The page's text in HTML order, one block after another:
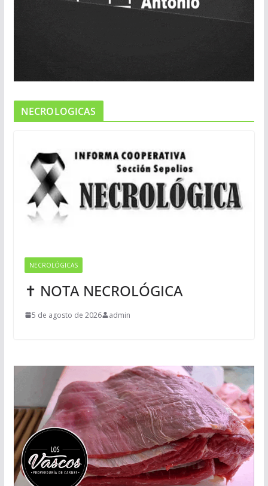
NECROLOGICAS
NECROLÓGICAS
✝ NOTA NECROLÓGICA
5 de agosto de 2026 admin